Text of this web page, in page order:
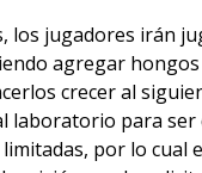
los jugadores irán
agregar
crecer al
laboratorio para ser
por lo cual